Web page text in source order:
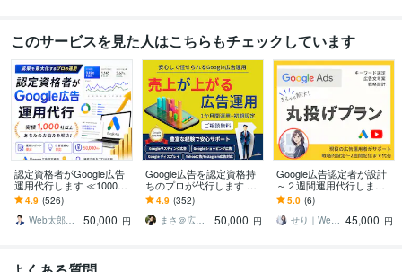
このサービスを見た人はこちらもチェックしています
認定資格者がGoogle広告
運用代行します ≪1000社
以上≫Google認定パート
ナーがお悩みを解決
4.9 (526)
Web太郎＠Google認定パートナー
50,000 円
Google広告を認定資格持
ちのプロが代行します 相
談無料_初期設定＋週次報
告＋1か月間運用代行込み
で丸投げ可
4.9 (352)
まさ＠広告代理店
50,000 円
Google広告認定者が設計
～２週間運用代行します
リスティングの設計/入稿/
レポート自動化までまる
っとおまかせ
5.0 (6)
せり｜Web広告サポート・運用相談 45,000 円